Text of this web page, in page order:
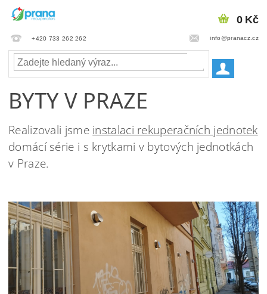
+420 733 262 262 info@pranacz.cz
0 Kč
BYTY V PRAZE
Realizovali jsme instalaci rekuperačních jednotek
domácí série i s krytkami v bytových jednotkách
v Praze.